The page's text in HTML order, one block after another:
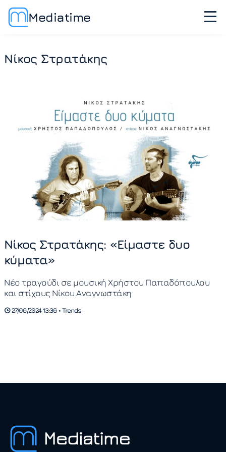
Mediatime
Νίκος Στρατάκης
Νίκος Στρατάκης: «Είμαστε δυο
κύματα»
Νέο τραγούδι σε μουσική Χρήστου Παπαδόπουλου
και στίχους Νίκου Αναγνωστάκη
27/06/2024 13:36 • Trends